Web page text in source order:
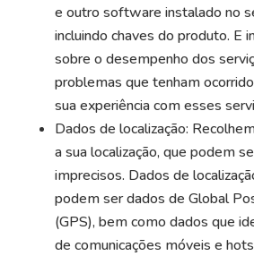
e outro software instalado no
incluindo chaves do produto. E
sobre o desempenho dos
problemas que tenham
sua experiência com esses
Dados de localização:
a sua localização, que podem
imprecisos. Dados de
podem ser dados de Global
(GPS), bem como dados que
de comunicações móveis e